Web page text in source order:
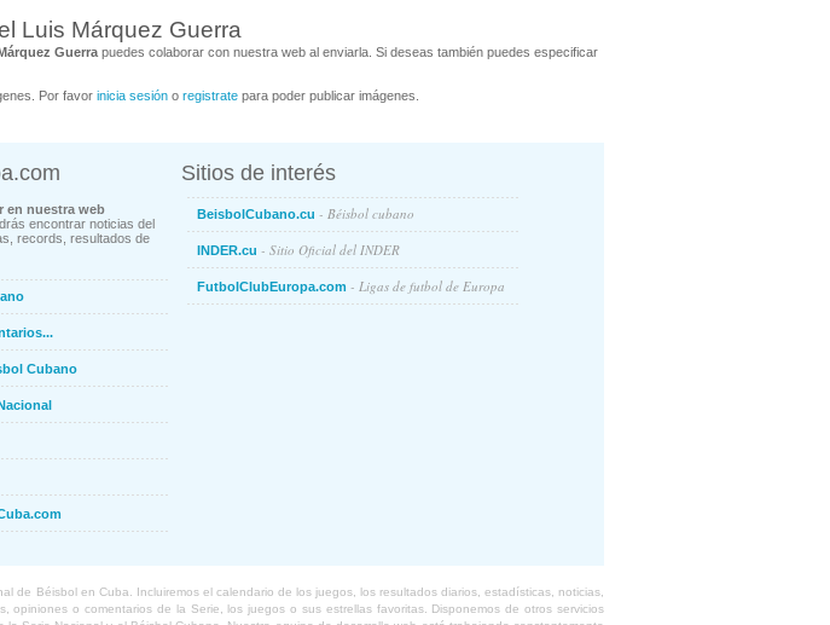
Luis Márquez Guerra
Guerra puedes colaborar con nuestra web al enviarla. Si deseas también puedes especificar
Por favor inicia sesión o registrate para poder publicar imágenes.
en nuestra web
encontrar noticias del
records, resultados de
Cubano
Sitios de interés
BeisbolCubano.cu - Béisbol cubano
INDER.cu - Sitio Oficial del INDER
FutbolClubEuropa.com - Ligas de futbol de Europa
de Béisbol en Cuba. Incluiremos el calendario de los juegos, los resultados diarios, estadísticas, noticias,
o comentarios de la Serie, los juegos o sus estrellas favoritas. Disponemos de otros servicios